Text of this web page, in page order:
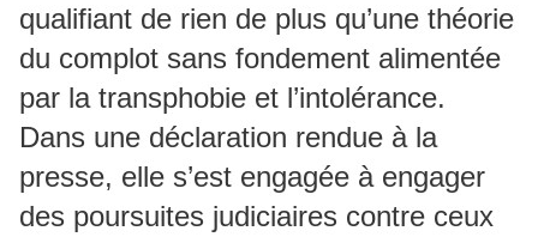
qualifiant de rien de plus qu’une théorie
du complot sans fondement alimentée
par la transphobie et l’intolérance.
Dans une déclaration rendue à la
presse, elle s’est engagée à engager
des poursuites judiciaires contre ceux